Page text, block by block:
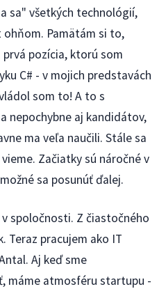
sa" všetkých technológií,
Pamätám si to,
pozícia, ktorú som
C# - v mojich predstavách
som to! A to s
nepochybne aj kandidátov,
ma veľa naučili. Stále sa
Začiatky sú náročné v
sa posunúť ďalej.
spoločnosti. Z čiastočného
Teraz pracujem ako IT
Aj keď sme
máme atmosféru startupu -